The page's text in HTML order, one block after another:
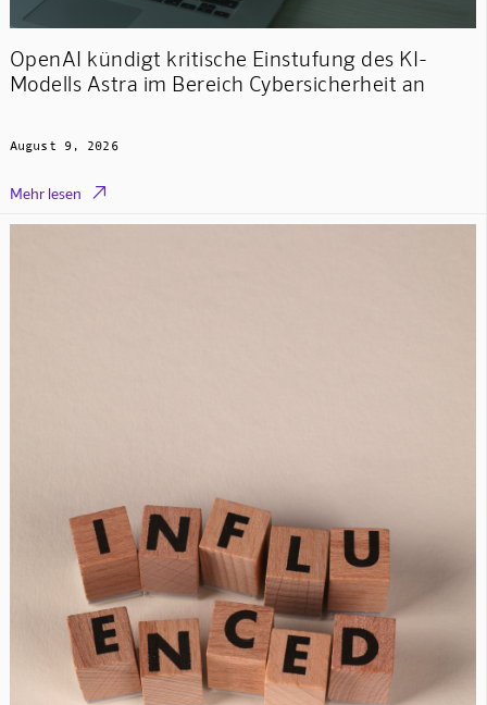
OpenAI kündigt kritische Einstufung des KI-
Modells Astra im Bereich Cybersicherheit an
August 9, 2026
Mehr lesen 